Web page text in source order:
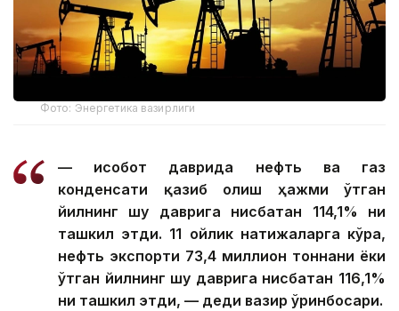
Фото: Энергетика вазирлиги
— Ҳисобот даврида нефть ва газ
конденсати қазиб олиш ҳажми ўтган
йилнинг шу даврига нисбатан 114,1% ни
ташкил этди. 11 ойлик натижаларга кўра,
нефть экспорти 73,4 миллион тоннани ёки
ўтган йилнинг шу даврига нисбатан 116,1%
ни ташкил этди, — деди вазир ўринбосари.